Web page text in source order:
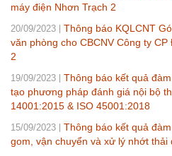
máy điện Nhơn Trạch 2
20/09/2023
Thông báo KQLCNT
văn phòng cho CBCNV Công ty
2
19/09/2023
Thông báo kết quả
tạo phương pháp đánh giá nội bộ
14001:2015 & ISO 45001:2018
15/09/2023
Thông báo kết quả
gom, vận chuyển và xử lý nhớt thải